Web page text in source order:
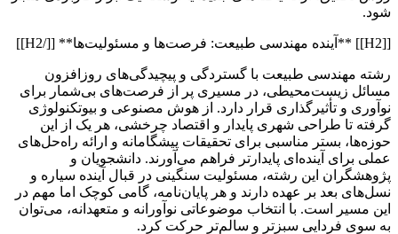
شود.
[[H2]] **آینده مهندسی طبیعت: فرصت‌ها و مسئولیت‌ها** [[/H2]]
رشته مهندسی طبیعت با گستردگی و پیچیدگی‌های روزافزون
مسائل زیست‌محیطی، در مسیری پر از فرصت‌های بی‌شمار برای
نوآوری و تأثیرگذاری قرار دارد. از هوش مصنوعی و بیوتکنولوژی
گرفته تا طراحی شهری پایدار و اقتصاد چرخشی، هر یک از این
حوزه‌ها، بستر مناسبی برای تحقیقات پیشگامانه و ارائه راه‌حل‌های
عملی برای آینده‌ای پایدارتر فراهم می‌آورند. دانشجویان و
پژوهشگران این رشته، مسئولیت سنگینی در قبال آینده سیاره و
نسل‌های بعد بر عهده دارند و هر پایان‌نامه، گامی کوچک اما مهم در
این مسیر است. با انتخاب موضوعاتی نوآورانه و متعهدانه، می‌توان
به سوی فردایی سبزتر و سالم‌تر حرکت کرد.